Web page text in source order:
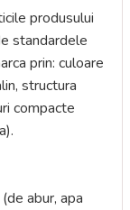
produsului
standardele
prin: culoare
structura
compacte
abur, apa